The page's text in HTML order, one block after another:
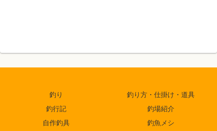
釣り
釣り方・仕掛け・道具
釣行記
釣場紹介
自作釣具
釣魚メシ